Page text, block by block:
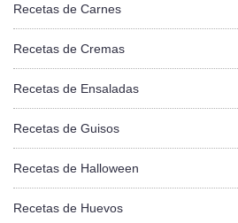
Recetas de Carnes
Recetas de Cremas
Recetas de Ensaladas
Recetas de Guisos
Recetas de Halloween
Recetas de Huevos